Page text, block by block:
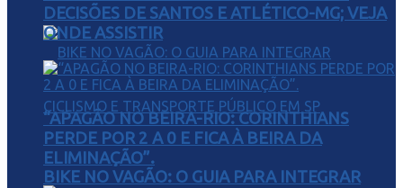
BIKE NO VAGÃO: O GUIA PARA INTEGRAR
DECISÕES DE SANTOS E ATLÉTICO-MG; VEJA
ONDE ASSISTIR
“APAGÃO NO BEIRA-RIO: CORINTHIANS
PERDE POR 2 A 0 E FICA À BEIRA DA
ELIMINAÇÃO”.